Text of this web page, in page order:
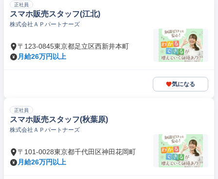
正社員
スマホ販売スタッフ(江北)
株式会社ＡＰパートナーズ
〒123-0845東京都足立区西新井本町
月給26万円以上
気になる
正社員
スマホ販売スタッフ(秋葉原)
株式会社ＡＰパートナーズ
〒101-0028東京都千代田区神田花岡町
月給26万円以上